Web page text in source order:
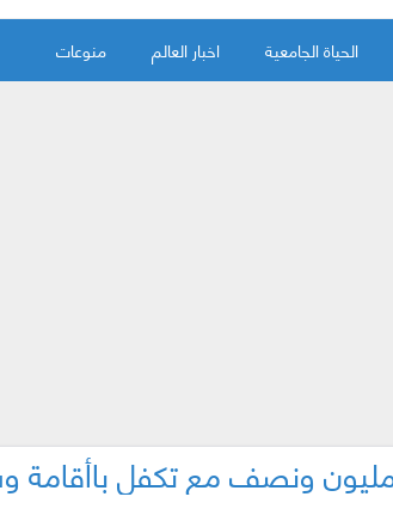
الحياة الجامعية اخبار العالم منوعات
ونصف مع تكفل باأقامة